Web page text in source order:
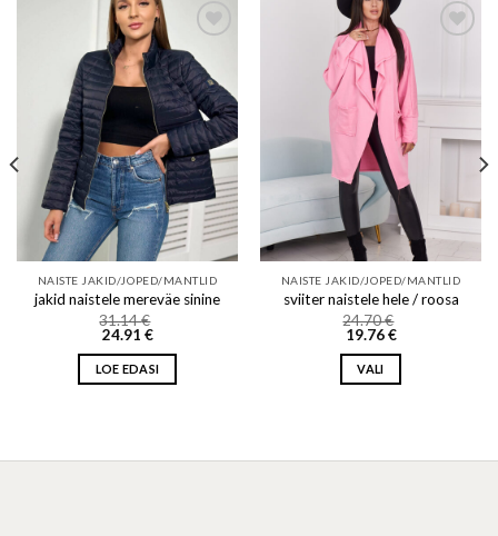
Add to wishlist
NAISTE JAKID/JOPED/MANTLID
jakid naistele mereväe sinine
31.14€
24.91 €
LOE EDASI
Add to wishlist
NAISTE JAKID/JOPED/MANTLID
sviiter naistele hele / roosa
24.70€
19.76€
VALI
multiple